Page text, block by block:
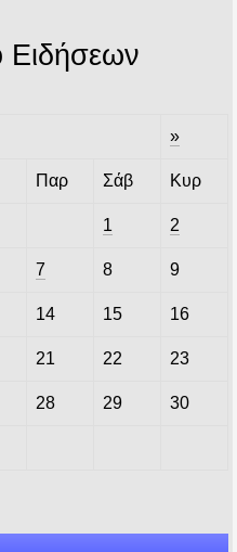
Ειδήσεων
»
Παρ Σάβ Κυρ
1 2
7 8 9
14 15 16
21 22 23
28 29 30